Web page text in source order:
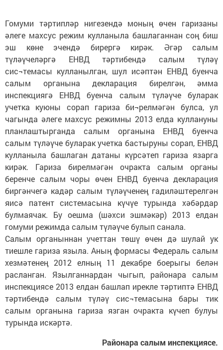
Гомуми тәртипләр нигезендә моның өчен гаризаны
әлеге махсус режим кулланыла башлаганнан соң биш
эш көне эчендә бирергә кирәк. Әгәр салым
түләүчеләргә ЕНВД тәртибендә салым түләү
сис¬темасы кулланылган, шул исәптән ЕНВД буенча
салым органына декларация бирелгән, әмма
инспекциягә ЕНВД буенча салым түләүче буларак
учетка куюны сорап гариза би¬релмәгән булса, ул
чагында әлеге махсус режимны 2013 елда куллануны
планлаштырганда салым органына ЕНВД буенча
салым түләүче буларак учетка бастыруны сорап, ЕНВД
кулланыла башлаган датаны күрсәтеп гариза язарга
кирәк. Гариза бирелмәгән очракта салым органы
беренче салым чоры өчен ЕНВД буенча декларация
биргәнчегә кадәр салым түләүченең гадиләштерелгән
яисә патент системасына күчүе турында хәбәрдар
булмаячак. Бу оешма (шәхси эшмәкәр) 2013 елдан
гомуми режимда салым түләүче булып санала.
Салым органыннан учеттан төшү өчен дә шулай ук
тиешле гариза языла. Аның формасы Федераль салым
хезмәтенең 2012 елның 11 декабре боерыгы белән
расланган. Язылганнардан чыгып, районара салым
инспекциясе 2013 елдан башлап ирекле тәртиптә ЕНВД
тәртибендә салым түләү сис¬темасына бары тик
салым органына гариза язган очракта күчеп булуы
турында искәртә.
Районара салым инспекциясе.